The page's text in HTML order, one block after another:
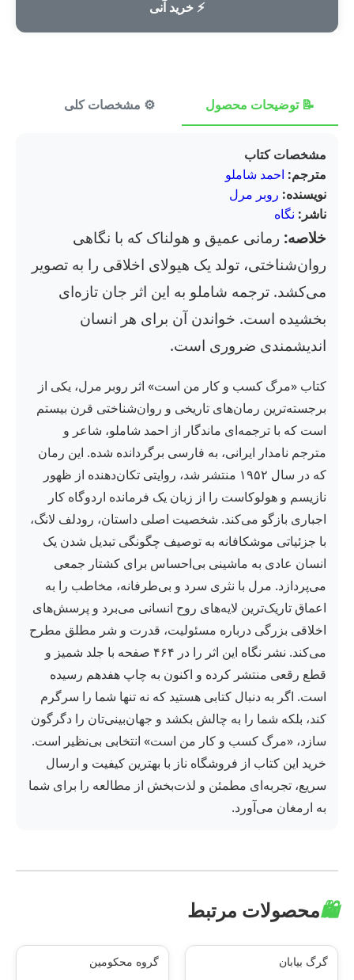
⚡ خرید آنی
📝 توضیحات محصول ⚙️ مشخصات کلی
مشخصات کتاب
مترجم: احمد شاملو
نویسنده: روبر مرل
ناشر: نگاه
خلاصه: رمانی عمیق و هولناک که با نگاهی
روان‌شناختی، تولد یک هیولای اخلاقی را به تصویر
می‌کشد. ترجمه شاملو به این اثر جان تازه‌ای
بخشیده است. خواندن آن برای هر انسان
اندیشمندی ضروری است.
کتاب «مرگ کسب و کار من است» اثر روبر مرل، یکی از
برجسته‌ترین رمان‌های تاریخی و روان‌شناختی قرن بیستم
است که با ترجمه‌ای ماندگار از احمد شاملو، شاعر و
مترجم نامدار ایرانی، به فارسی برگردانده شده. این رمان
که در سال ۱۹۵۲ منتشر شد، روایتی تکان‌دهنده از ظهور
نازیسم و هولوکاست را از زبان یک فرمانده اردوگاه کار
اجباری بازگو می‌کند. شخصیت اصلی داستان، رودلف لانگ،
با جزئیاتی موشکافانه به توصیف چگونگی تبدیل شدن یک
انسان عادی به ماشینی بی‌احساس برای کشتار جمعی
می‌پردازد. مرل با نثری سرد و بی‌طرفانه، مخاطب را به
اعماق تاریک‌ترین لایه‌های روح انسانی می‌برد و پرسش‌های
اخلاقی بزرگی درباره مسئولیت، قدرت و شر مطلق مطرح
می‌کند. نشر نگاه این اثر را در ۴۶۴ صفحه با جلد شمیز و
قطع رقعی منتشر کرده و اکنون به چاپ هفدهم رسیده
است. اگر به دنبال کتابی هستید که نه تنها شما را سرگرم
کند، بلکه شما را به چالش بکشد و جهان‌بینی‌تان را دگرگون
سازد، «مرگ کسب و کار من است» انتخابی بی‌نظیر است.
خرید این کتاب از فروشگاه ناز با بهترین کیفیت و ارسال
سریع، تجربه‌ای مطمئن و لذت‌بخش از مطالعه را برای شما
به ارمغان می‌آورد.
🛍️محصولات مرتبط
گرگ بیابان گروه محکومین